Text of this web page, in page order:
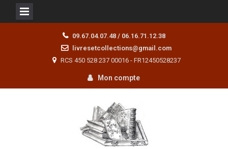
09.67.04.07.48 / 06.16.71.12.38
livresetcollections@gmail.com
RCS 450 528 237 00016 - FR12450528237
Mon compte